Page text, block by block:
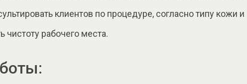
клиентов по процедуре, согласно типу кожи и
чистоту рабочего места.